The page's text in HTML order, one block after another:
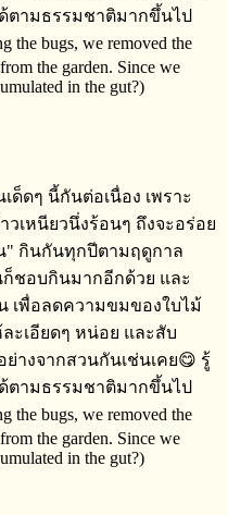
ด็ดๆ​ นี้กันต่อเนื่อง​ เพราะ
เหนียว​นึ่งร้อนๆ​ ถึงจะอร่อย
" กินกันทุกปีตามฤดูกาล​
ก็ชอบกินมากอีกด้วย​ และ
เพื่อลดความขมของใบไม้
ะเอียดๆ​ หน่อย​ และสับ
างจากสวนกันเช่นเคย😋 รู้
ตามธรรมชาติมากขึ้นไป
the bugs, we removed the
the garden. Since we
in the gut?)